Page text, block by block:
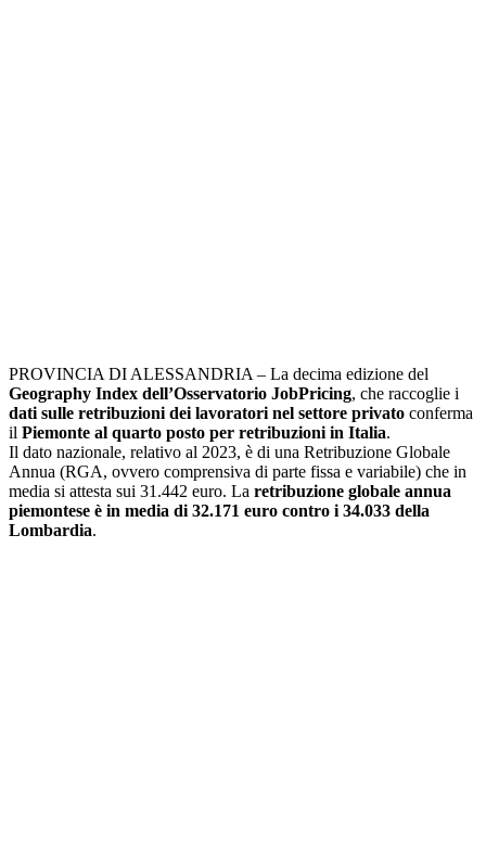
PROVINCIA DI ALESSANDRIA – La decima edizione del
Geography Index dell’Osservatorio JobPricing, che raccoglie i
dati sulle retribuzioni dei lavoratori nel settore privato conferma
il Piemonte al quarto posto per retribuzioni in Italia.
Il dato nazionale, relativo al 2023, è di una Retribuzione Globale
Annua (RGA, ovvero comprensiva di parte fissa e variabile) che in
media si attesta sui 31.442 euro. La retribuzione globale annua
piemontese è in media di 32.171 euro contro i 34.033 della
Lombardia.